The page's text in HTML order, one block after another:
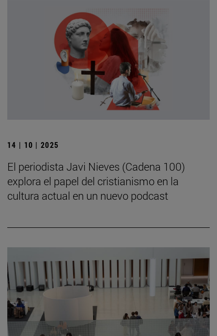
14 | 10 | 2025
El periodista Javi Nieves (Cadena 100)
explora el papel del cristianismo en la
cultura actual en un nuevo podcast